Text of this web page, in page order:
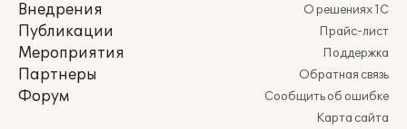
Внедрения
Публикации
Мероприятия
Партнеры
Форум
О решениях 1С
Прайс-лист
Поддержка
Обратная связь
Сообщить об ошибке
Карта сайта